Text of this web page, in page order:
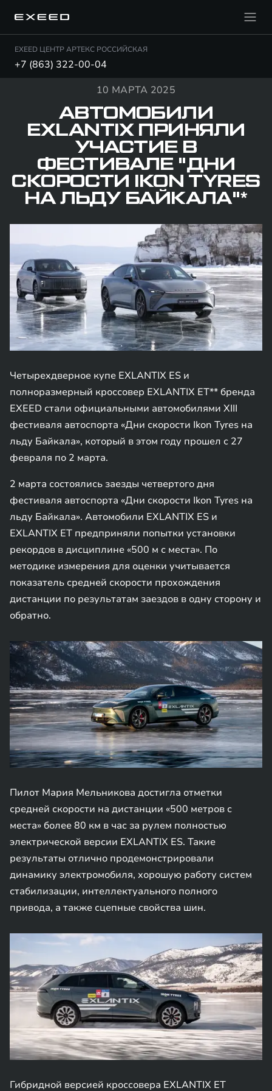
EXEED ЦЕНТР АРТЕКС РОССИЙСКАЯ
+7 (863) 322-00-04
10 МАРТА 2025
АВТОМОБИЛИ
EXLANTIX ПРИНЯЛИ
УЧАСТИЕ В
ФЕСТИВАЛЕ "ДНИ
СКОРОСТИ IKON TYRES
НА ЛЬДУ БАЙКАЛА"*
Четырехдверное купе EXLANTIX ES и
полноразмерный кроссовер EXLANTIX ЕТ** бренда
EXEED стали официальными автомобилями XIII
фестиваля автоспорта «Дни скорости Ikon Tyres на
льду Байкала», который в этом году прошел с 27
февраля по 2 марта.
2 марта состоялись заезды четвертого дня
фестиваля автоспорта «Дни скорости Ikon Tyres на
льду Байкала». Автомобили EXLANTIX ES и
EXLANTIX ET предприняли попытки установки
рекордов в дисциплине «500 м с места». По
методике измерения для оценки учитывается
показатель средней скорости прохождения
дистанции по результатам заездов в одну сторону и
обратно.
Пилот Мария Мельникова достигла отметки
средней скорости на дистанции «500 метров с
места» более 80 км в час за рулем полностью
электрической версии EXLANTIX ES. Такие
результаты отлично продемонстрировали
динамику электромобиля, хорошую работу систем
стабилизации, интеллектуального полного
привода, а также сцепные свойства шин.
Гибридной версией кроссовера EXLANTIX ЕТ